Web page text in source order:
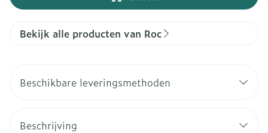
Bekijk alle producten van Roc
Beschikbare leveringsmethoden
Beschrijving